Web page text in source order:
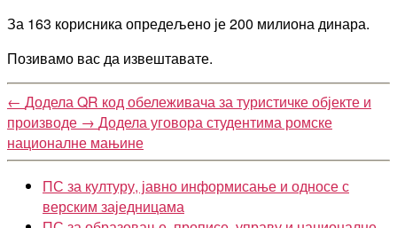
За 163 корисника опредељено је 200 милиона динара.
Позивамо вас да извештавате.
← Додела QR код обележивача за туристичке објекте и
производе → Додела уговора студентима ромске
националне мањине
ПС за културу, јавно информисање и односе с
верским заједницама